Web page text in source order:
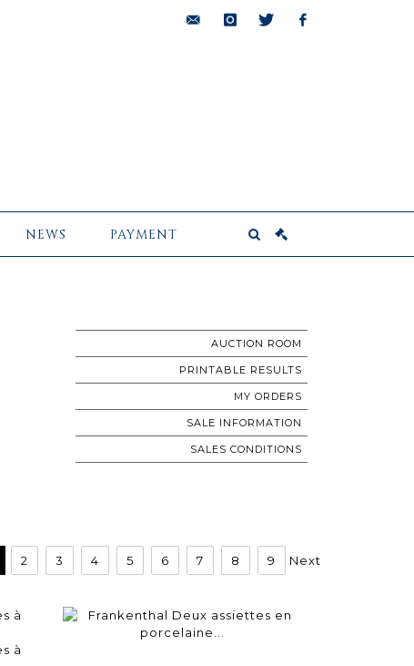
NEWS PAYMENT
AUCTION ROOM
PRINTABLE RESULTS
MY ORDERS
SALE INFORMATION
SALES CONDITIONS
2 3 4 5 6 7 8 9 Next